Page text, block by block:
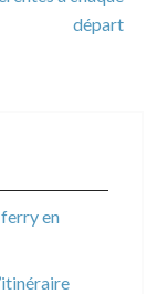
départ
en